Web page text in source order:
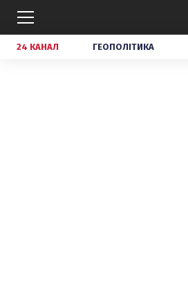
24 КАНАЛ ГЕОПОЛІТИКА